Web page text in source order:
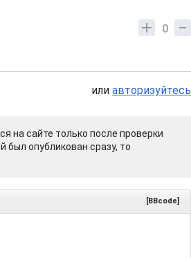
0
или авторизуйтесь
на сайте только после проверки
опубликован сразу, то
[BBcode]